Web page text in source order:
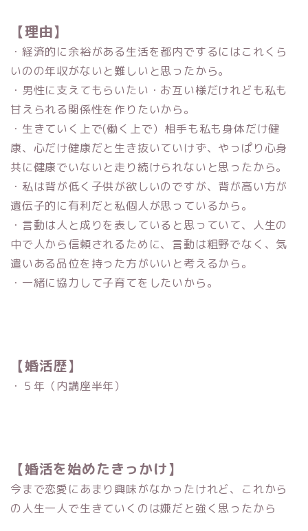
【理由】
・経済的に余裕がある生活を都内でするにはこれくら
いのの年収がないと難しいと思ったから。
・男性に支えてもらいたい・お互い様だけれども私も
甘えられる関係性を作りたいから。
・生きていく上で(働く上で）相手も私も身体だけ健
康、心だけ健康だと生き抜いていけず、やっぱり心身
共に健康でいないと走り続けられないと思ったから。
・私は背が低く子供が欲しいのですが、背が高い方が
遺伝子的に有利だと私個人が思っているから。
・言動は人と成りを表していると思っていて、人生の
中で人から信頼されるために、言動は粗野でなく、気
遣いある品位を持った方がいいと考えるから。
・一緒に協力して子育てをしたいから。
【婚活歴】
・５年（内講座半年）
【婚活を始めたきっかけ】
今まで恋愛にあまり興味がなかったけれど、これから
の人生一人で生きていくのは嫌だと強く思ったから